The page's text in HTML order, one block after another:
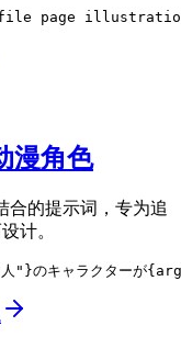
page
漫角色
合的提示词，专为追
计。
ャラクターが